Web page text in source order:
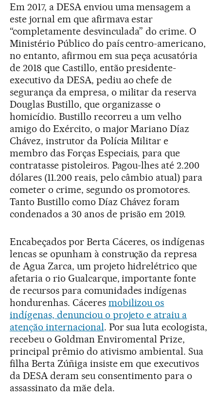
Em 2017, a DESA enviou uma mensagem a
este jornal em que afirmava estar
“completamente desvinculada” do crime. O
Ministério Público do país centro-americano,
no entanto, afirmou em sua peça acusatória
de 2018 que Castillo, então presidente-
executivo da DESA, pediu ao chefe de
segurança da empresa, o militar da reserva
Douglas Bustillo, que organizasse o
homicídio. Bustillo recorreu a um velho
amigo do Exército, o major Mariano Díaz
Chávez, instrutor da Polícia Militar e
membro das Forças Especiais, para que
contratasse pistoleiros. Pagou-lhes até 2.200
dólares (11.200 reais, pelo câmbio atual) para
cometer o crime, segundo os promotores.
Tanto Bustillo como Díaz Chávez foram
condenados a 30 anos de prisão em 2019.
Encabeçados por Berta Cáceres, os indígenas
lencas se opunham à construção da represa
de Agua Zarca, um projeto hidrelétrico que
afetaria o rio Gualcarque, importante fonte
de recursos para comunidades indígenas
hondurenhas. Cáceres mobilizou os
indígenas, denunciou o projeto e atraiu a
atenção internacional. Por sua luta ecologista,
recebeu o Goldman Enviromental Prize,
principal prêmio do ativismo ambiental. Sua
filha Berta Zúñiga insiste em que executivos
da DESA deram seu consentimento para o
assassinato da mãe dela.